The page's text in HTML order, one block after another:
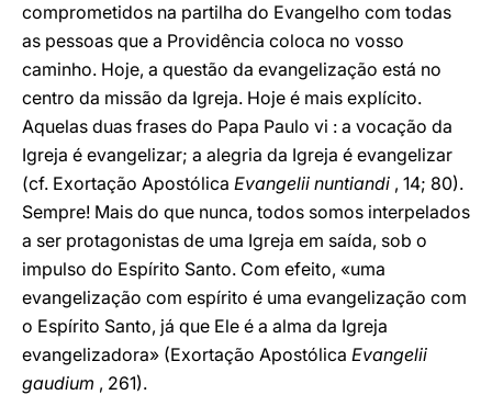
comprometidos na partilha do Evangelho com todas
as pessoas que a Providência coloca no vosso
caminho. Hoje, a questão da evangelização está no
centro da missão da Igreja. Hoje é mais explícito.
Aquelas duas frases do Papa Paulo vi : a vocação da
Igreja é evangelizar; a alegria da Igreja é evangelizar
(cf. Exortação Apostólica Evangelii nuntiandi , 14; 80).
Sempre! Mais do que nunca, todos somos interpelados
a ser protagonistas de uma Igreja em saída, sob o
impulso do Espírito Santo. Com efeito, «uma
evangelização com espírito é uma evangelização com
o Espírito Santo, já que Ele é a alma da Igreja
evangelizadora» (Exortação Apostólica Evangelii
gaudium , 261).